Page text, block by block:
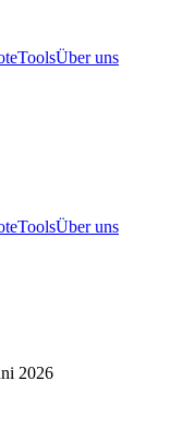
ToolsÜber uns
ToolsÜber uns
2026